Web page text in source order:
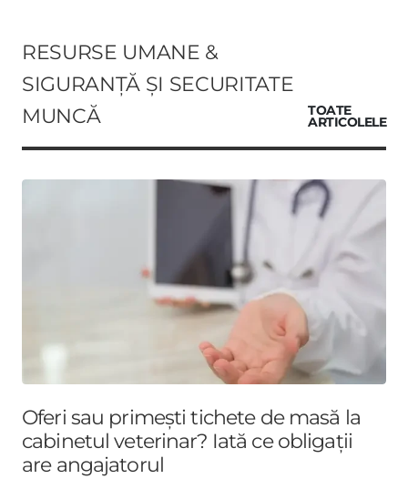
RESURSE UMANE &
SIGURANȚĂ ȘI SECURITATE
MUNCĂ
TOATE
ARTICOLELE
Oferi sau primești tichete de masă la
cabinetul veterinar? Iată ce obligații
are angajatorul